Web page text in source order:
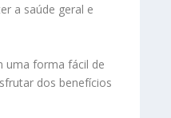
a saúde geral e
uma forma fácil de
dos benefícios